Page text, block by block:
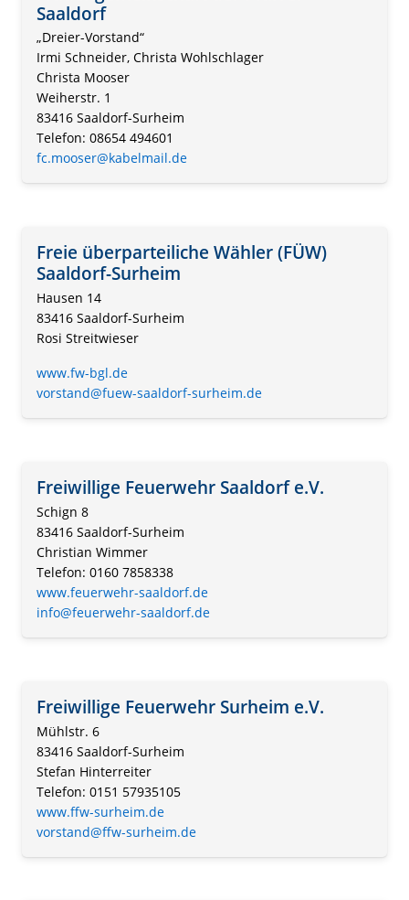
Saaldorf
„Dreier-Vorstand“
Irmi Schneider, Christa Wohlschlager
Christa Mooser
Weiherstr. 1
83416 Saaldorf-Surheim
Telefon: 08654 494601
fc.mooser@kabelmail.de
Freie überparteiliche Wähler (FÜW)
Saaldorf-Surheim
Hausen 14
83416 Saaldorf-Surheim
Rosi Streitwieser
www.fw-bgl.de
vorstand@fuew-saaldorf-surheim.de
Freiwillige Feuerwehr Saaldorf e.V.
Schign 8
83416 Saaldorf-Surheim
Christian Wimmer
Telefon: 0160 7858338
www.feuerwehr-saaldorf.de
info@feuerwehr-saaldorf.de
Freiwillige Feuerwehr Surheim e.V.
Mühlstr. 6
83416 Saaldorf-Surheim
Stefan Hinterreiter
Telefon: 0151 57935105
www.ffw-surheim.de
vorstand@ffw-surheim.de